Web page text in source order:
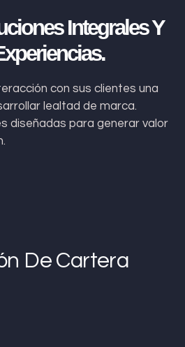
Integrales Y
con sus clientes una
lealtad de marca.
diseñadas para generar valor
De Cartera